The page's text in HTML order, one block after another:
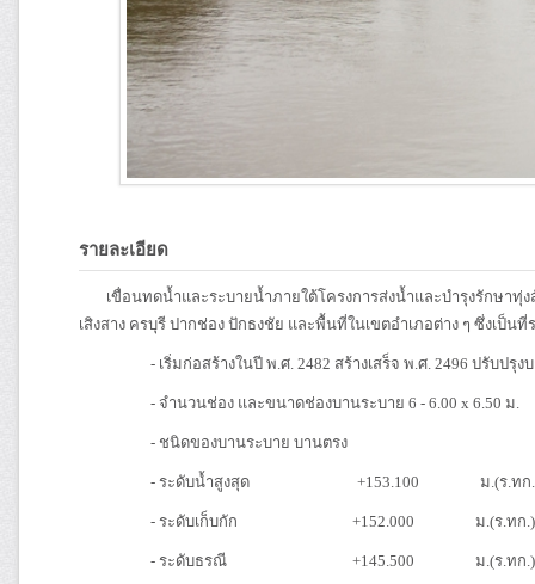
รายละเอียด
เขื่อนทดน้ำและระบายน้ำภายใต้โครงการส่งน้ำและบำรุงรักษาทุ่
เสิงสาง ครบุรี ปากช่อง ปักธงชัย และพื้นที่ในเขตอำเภอต่าง ๆ ซึ่งเป็น
- เริ่มก่อสร้างในปี พ.ศ. 2482 สร้างเสร็จ พ.ศ. 2496 ปรับปรุงบ
- จำนวนช่อง และขนาดช่องบานระบาย 6 - 6.00 x 6.50 ม.
- ชนิดของบานระบาย บานตรง
- ระดับน้ำสูงสุด +153.100 ม.(ร.ทก
- ระดับเก็บกัก +152.000 ม.(ร.ทก.)
- ระดับธรณี +145.500 ม.(ร.ทก.)